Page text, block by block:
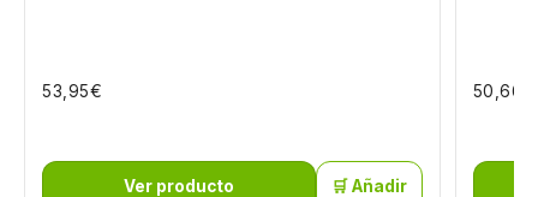
53,95€
Ver producto 🛒 Añadir
50,66